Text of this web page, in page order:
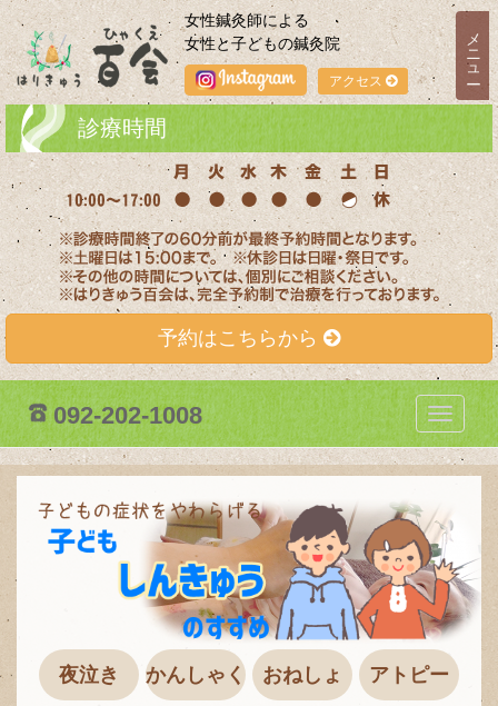
女性鍼灸師による
女性と子どもの鍼灸院
アクセス
診療時間
予約はこちらから
092-202-1008
T
o
g
e
n
a
v
i
g
a
t
メニュー
夜泣き かんしゃく おねしょ アトピー